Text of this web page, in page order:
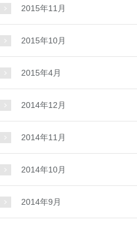
2015年11月
2015年10月
2015年4月
2014年12月
2014年11月
2014年10月
2014年9月